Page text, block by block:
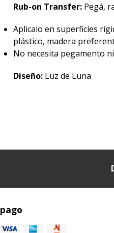
Rub-on Transfer: Pegá,
Aplicalo en superficies
plástico, madera
No necesita pegamento
Diseño: Luz de Luna